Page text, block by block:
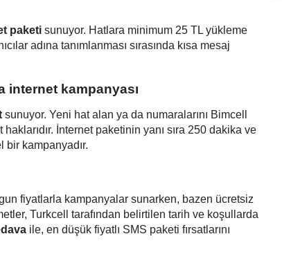
paketi sunuyor. Hatlara minimum 25 TL yükleme
adına tanımlanması sırasında kısa mesaj
internet kampanyası
sunuyor. Yeni hat alan ya da numaralarını Bimcell
İnternet paketinin yanı sıra 250 dakika ve
bir kampanyadır.
fiyatlarla kampanyalar sunarken, bazen ücretsiz
Turkcell tarafından belirtilen tarih ve koşullarda
ile, en düşük fiyatlı SMS paketi fırsatlarını